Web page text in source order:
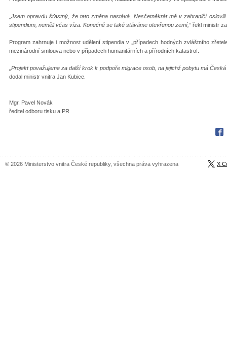
Jsem opravdu šťastný, že tato změna nastává. Nesčetněkrát mě v zahraničí
stipendium, neměli včas víza. Konečně se také stáváme otevřenou zemí, “ řekl ministr
Program zahrnuje i možnost udělení stipendia v „případech hodných zvláštního
mezinárodní smlouva nebo v případech humanitárních a přírodních katastrof.
„Projekt považujeme za další krok k podpoře migrace osob, na jejichž pobytu má
dodal ministr vnitra Jan Kubice.
Mgr. Pavel Novák
ředitel odboru tisku a PR
© 2026 Ministerstvo vnitra České republiky, všechna práva vyhrazena X